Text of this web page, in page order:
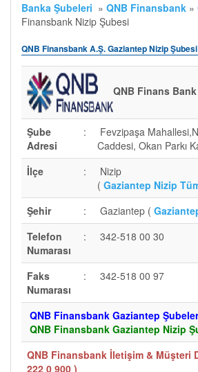
Banka Şubeleri » QNB Finansbank »
Finansbank Nizip Şubesi
QNB Finansbank A.Ş. Gaziantep Nizip Şubesi
QNB Finans Bank
Şube
Adresi
:
Fevzipaşa
Caddesi, Okan Parkı
İlçe
:
Nizip
( Gaziantep Nizip
Şehir
: Gaziantep (
Telefon
Numarası
: 342-518 00 30
Faks
Numarası
: 342-518 00 97
QNB Finansbank Gaziantep
QNB Finansbank Gaziantep Nizip
QNB Finansbank İletişim & Müşteri
222 0 900 )